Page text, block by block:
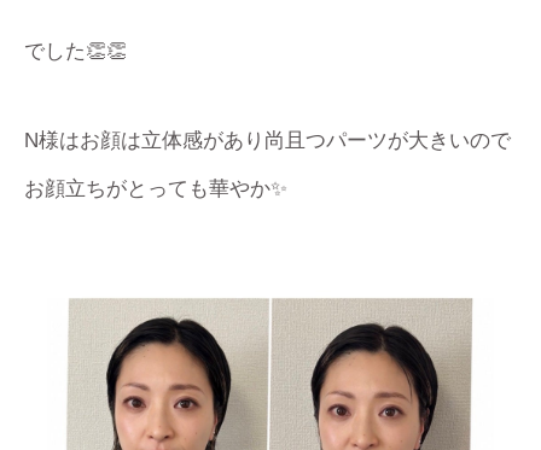
でした👏👏
N様はお顔は立体感があり尚且つパーツが大きいので
お顔立ちがとっても華やか✨